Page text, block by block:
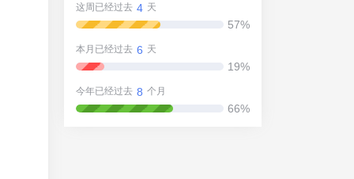
这周已经过去 4 天
57%
本月已经过去 6 天
19%
今年已经过去 8 个月
66%